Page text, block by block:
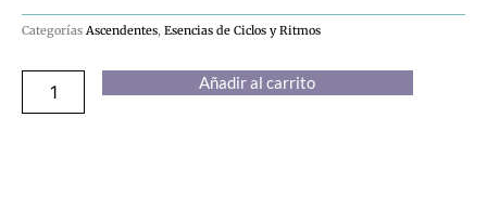
Categorías Ascendentes, Esencias de Ciclos y Ritmos
Acuario
Añadir al carrito